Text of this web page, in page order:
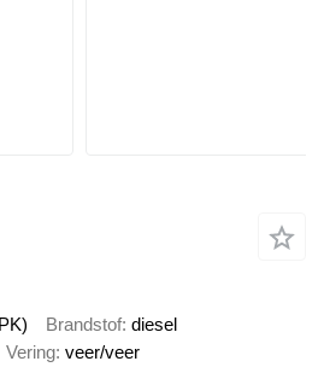
Brandstof diesel
Vering veer/veer